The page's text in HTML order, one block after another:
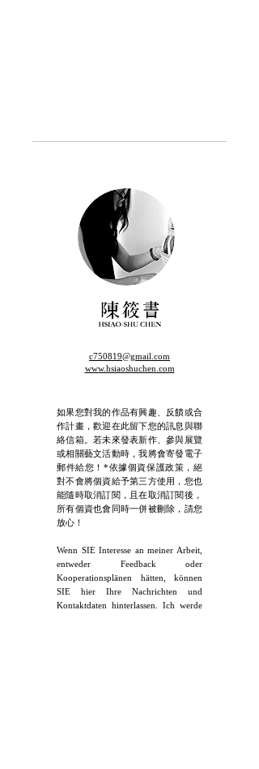
c750819@gmail.com
www.hsiaoshuchen.com
如果您對我的作品有興趣、反饋或合
作計畫，歡迎在此留下您的訊息與聯
絡信箱。若未來發表新作、參與展覽
或相關藝文活動時，我將會寄發電子
郵件給您！*依據個資保護政策，絕
對不會將個資給予第三方使用，您也
能隨時取消訂閱，且在取消訂閱後，
所有個資也會同時一併被刪除，請您
放心！
Wenn SIE Interesse an meiner Arbeit,
entweder Feedback oder
Kooperationsplänen hätten, können
SIE hier Ihre Nachrichten und
Kontaktdaten hinterlassen. Ich werde